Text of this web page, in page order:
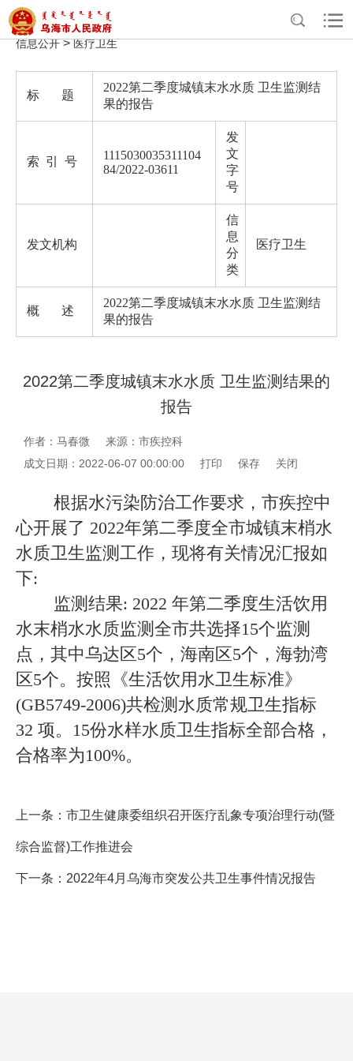
首页 >政务公开>政府信息公开
重点领域
信息公开>医疗卫生
标 题
2022第二季度城镇末水水质 卫生监测结
果的报告
索 引 号
1115030035311104
84/2022-03611
发
文
字
号
发文机构
信
息
分
类
医疗卫生
概 述
2022第二季度城镇末水水质 卫生监测结
果的报告
2022第二季度城镇末水水质 卫生监测结果的
报告
作者：马春微
来源：市疾控科
成文日期：2022-06-07 00:00:00
打印 保存 关闭
根据水污染防治工作要求，市疾控中
心开展了 2022年第二季度全市城镇末梢水
水质卫生监测工作，现将有关情况汇报如
下:
监测结果: 2022 年第二季度生活饮用
水末梢水水质监测全市共选择15个监测
点，其中乌达区5个，海南区5个，海勃湾
区5个。按照《生活饮用水卫生标准》
(GB5749-2006)共检测水质常规卫生指标
32 项。15份水样水质卫生指标全部合格，
合格率为100%。
上一条： 市卫生健康委组织召开医疗乱象专项治理行动(暨
综合监督)工作推进会
下一条： 2022年4月乌海市突发公共卫生事件情况报告